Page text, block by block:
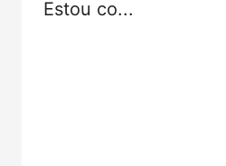
Estou co...